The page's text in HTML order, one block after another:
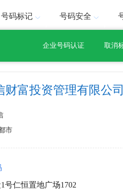
号码标记 号码安全
企业号码认证 取消
财富投资管理有限公司
市
号仁恒置地广场1702